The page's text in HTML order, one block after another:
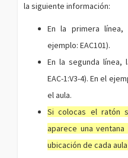
la siguiente información:
En la primera
ejemplo: EAC101).
En la segunda línea,
EAC-1:V3-4). En el
el aula.
Si colocas el ratón
aparece una
ubicación de cada